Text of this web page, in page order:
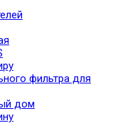
фильтра для
дом